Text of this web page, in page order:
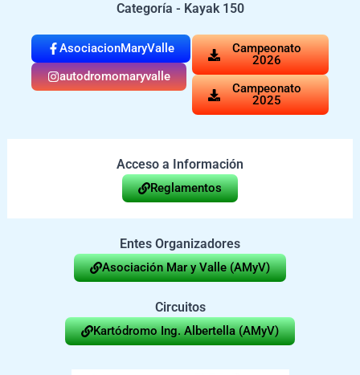
Categoría - Kayak 150
AsociacionMaryValle
autodromomaryvalle
Campeonato
2026
Campeonato
2025
Acceso a Información
Reglamentos
Entes Organizadores
Asociación Mar y Valle (AMyV)
Circuitos
Kartódromo Ing. Albertella (AMyV)